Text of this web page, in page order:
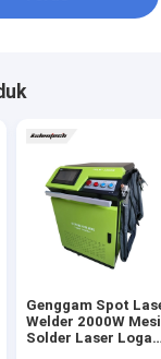
Genggam Spot
Welder 2000W
Solder Laser Logam